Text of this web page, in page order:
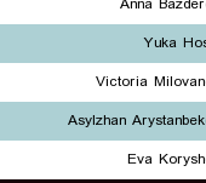
Yuka
Victoria
Asylzhan
Eva